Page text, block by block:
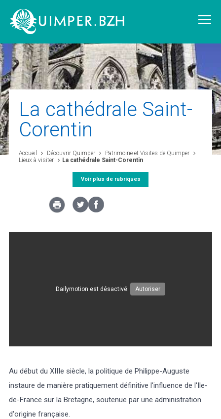
Vivre à Quimper
Découvrir Quimper
Quimper demain
Quimper citoyenne
L'agglomération
La cathédrale Saint-
Corentin
Accueil Découvrir Quimper
Patrimoine et Visites de Quimper
Lieux à visiter
La cathédrale Saint-Corentin
Voir plus de rubriques
Dailymotion est désactivé. Autoriser
Au début du XIIIe siècle, la politique de Philippe-Auguste
instaure de manière pratiquement définitive l'influence de l'Ile-
de-France sur la Bretagne, soutenue par une administration
d'origine française.